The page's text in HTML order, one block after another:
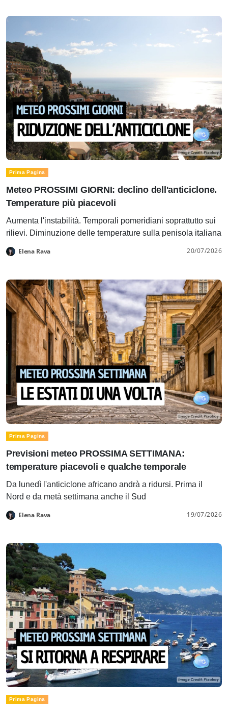
Prima Pagina
Meteo PROSSIMI GIORNI: declino dell'anticiclone.
Temperature più piacevoli
Aumenta l'instabilità. Temporali pomeridiani soprattutto sui
rilievi. Diminuzione delle temperature sulla penisola italiana
Elena Rava 20/07/2026
Prima Pagina
Previsioni meteo PROSSIMA SETTIMANA:
temperature piacevoli e qualche temporale
Da lunedì l'anticiclone africano andrà a ridursi. Prima il
Nord e da metà settimana anche il Sud
Elena Rava 19/07/2026
Prima Pagina